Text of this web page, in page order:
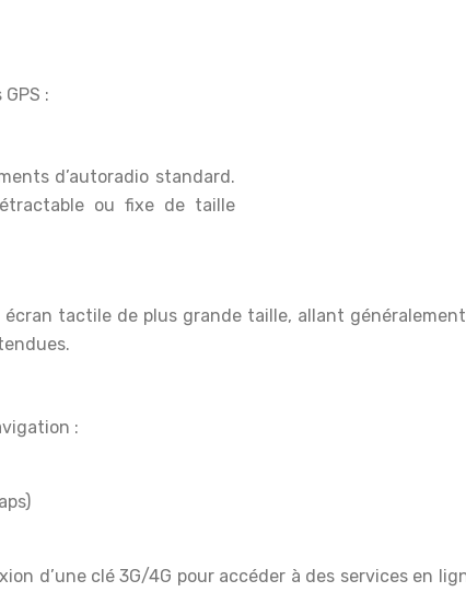
:
d’autoradio standard.
ou fixe de taille
tactile de plus grande taille, allant
:
d’une clé 3G/4G pour accéder à des services en